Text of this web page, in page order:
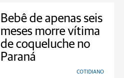
Bebê de apenas seis
meses morre vítima
de coqueluche no
Paraná
COTIDIANO